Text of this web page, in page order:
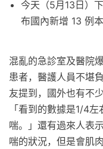
今天（5月13日）
布國內新增 13 例
混亂的急診室及醫院
患者，醫護人員不堪
友提到，國外也有不
「看到的數據是1/4
喘。」還有過來人表
喘的狀況，但是會肌